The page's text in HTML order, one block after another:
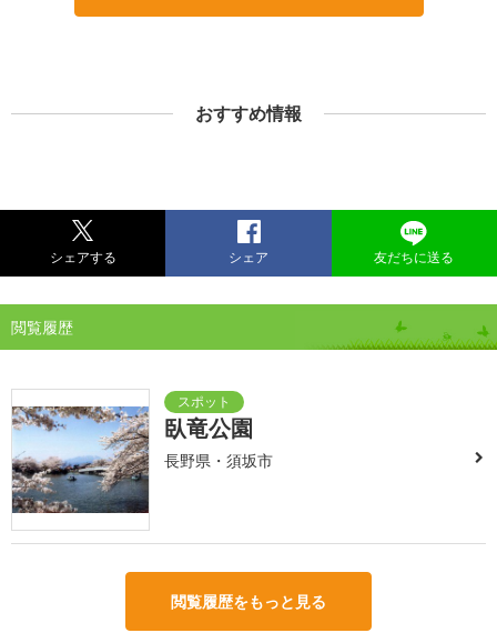
おすすめ情報
シェアする シェア 友だちに送る
閲覧履歴
臥竜公園
長野県・須坂市
閲覧履歴をもっと見る